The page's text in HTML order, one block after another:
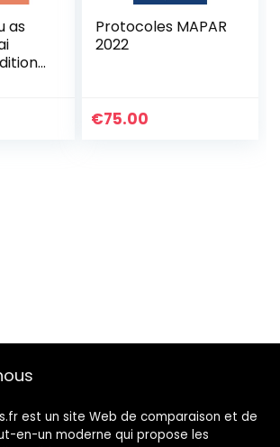
as
Protocoles MAPAR
2022
€75.00
est un site Web de comparaison et de
en-un moderne qui propose les